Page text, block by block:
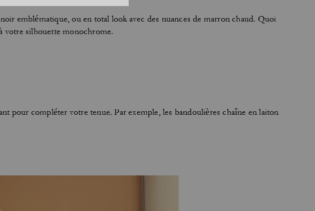
emblématique, ou en total look avec des nuances de marron chaud. Quoi
votre silhouette monochrome.
pour compléter votre tenue. Par exemple, les bandoulières chaîne en laiton